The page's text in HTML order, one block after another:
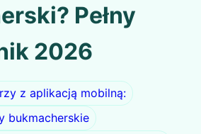
Pełny
2026
z aplikacją mobilną:
bukmacherskie